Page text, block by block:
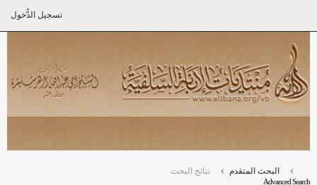
تسجيل الدُّخول
البحث المتقدم نتائج البحث
Advanced Search